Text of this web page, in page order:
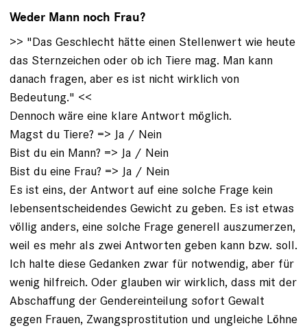
Weder Mann noch Frau?
>> "Das Geschlecht hätte einen Stellenwert wie heute
das Sternzeichen oder ob ich Tiere mag. Man kann
danach fragen, aber es ist nicht wirklich von
Bedeutung." <<
Dennoch wäre eine klare Antwort möglich.
Magst du Tiere? => Ja / Nein
Bist du ein Mann? => Ja / Nein
Bist du eine Frau? => Ja / Nein
Es ist eins, der Antwort auf eine solche Frage kein
lebensentscheidendes Gewicht zu geben. Es ist etwas
völlig anders, eine solche Frage generell auszumerzen,
weil es mehr als zwei Antworten geben kann bzw. soll.
Ich halte diese Gedanken zwar für notwendig, aber für
wenig hilfreich. Oder glauben wir wirklich, dass mit der
Abschaffung der Gendereinteilung sofort Gewalt
gegen Frauen, Zwangsprostitution und ungleiche Löhne